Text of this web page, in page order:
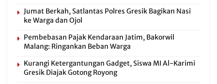
Jumat Berkah, Satlantas Polres Gresik Bagikan Nasi
ke Warga dan Ojol
Pembebasan Pajak Kendaraan Jatim, Bakorwil
Malang: Ringankan Beban Warga
Kurangi Ketergantungan Gadget, Siswa MI Al-Karimi
Gresik Diajak Gotong Royong